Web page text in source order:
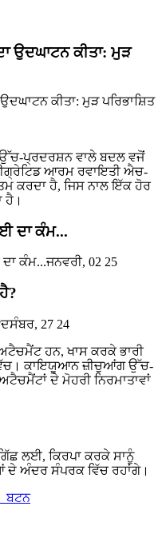
ਉਦਘਾਟਨ ਕੀਤਾ: ਮੁੜ
ਪ੍ਰਦਰਸ਼ਨ ਵਾਲੇ ਬਦਲ ਵਜੋਂ
ਆਰਮ ਰਵਾਇਤੀ ਐਚ-
ਕਰਦਾ ਹੈ, ਜਿਸ ਨਾਲ ਇੱਕ ਹੋਰ
ਹੈ।
ਦਾ ਕੰਮ...
ਜਨਵਰੀ, 02 25
ਦਸੰਬਰ, 27 24
ਹਨ, ਖਾਸ ਕਰਕੇ ਭਾਰੀ
ਕਾਇਯੂਆਨ ਜ਼ੀਚੁਆਂਗ ਉੱਚ-
ਦੇ ਮੋਹਰੀ ਨਿਰਮਾਤਾਵਾਂ
ਲਈ, ਕਿਰਪਾ ਕਰਕੇ ਸਾਨੂੰ
ਅੰਦਰ ਸੰਪਰਕ ਵਿੱਚ ਰਹਾਂਗੇ।